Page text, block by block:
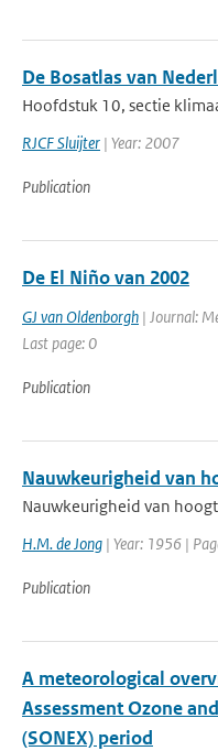
De Bosatlas van
Hoofdstuk 10, sectie
RJCF Sluijter | Year: 2007
Publication
De El Niño van 2002
GJ van Oldenborgh | Journal:
Last page: 0
Publication
Nauwkeurigheid van
Nauwkeurigheid van
H.M. de Jong | Year: 1956 |
Publication
A meteorological
Assessment Ozone
(SONEX) period